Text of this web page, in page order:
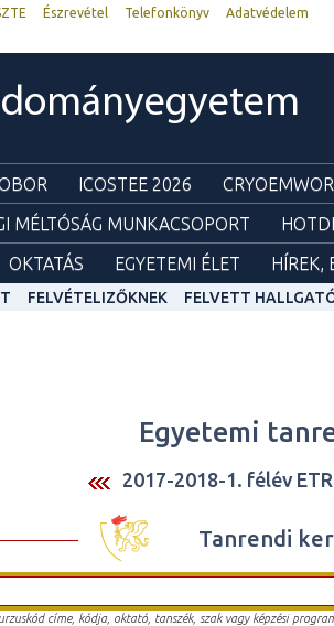
Észrevétel Telefonkönyv
Adatvédelem
ICOSTEE 2026
MÉLTÓSÁG MUNKACSOPORT
OKTATÁS EGYETEMI ÉLET HÍREK,
FELVÉTELIZŐKNEK FELVETT
Egyetemi
2017-2018-1. félév
Tanrendi
címe, kódja, oktató, tanszék, szak vagy képzési